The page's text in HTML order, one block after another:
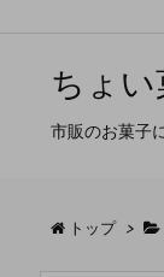
ちょ
市販のお菓子
トップ >